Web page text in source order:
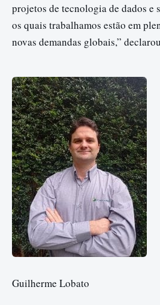
projetos de tecnologia de dados e
os quais trabalhamos estão em
novas demandas globais,”
Guilherme Lobato